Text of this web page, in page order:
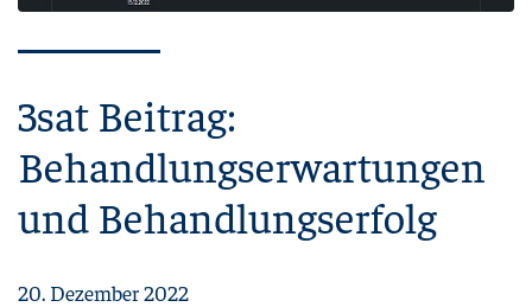
3sat Beitrag:
Behandlungserwartungen
und Behandlungserfolg
20. Dezember 2022